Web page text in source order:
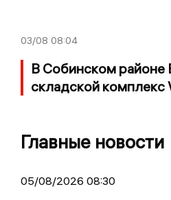
03/08 08:04
В Собинском районе
складской комплекс
Главные новости
05/08/2026 08:30